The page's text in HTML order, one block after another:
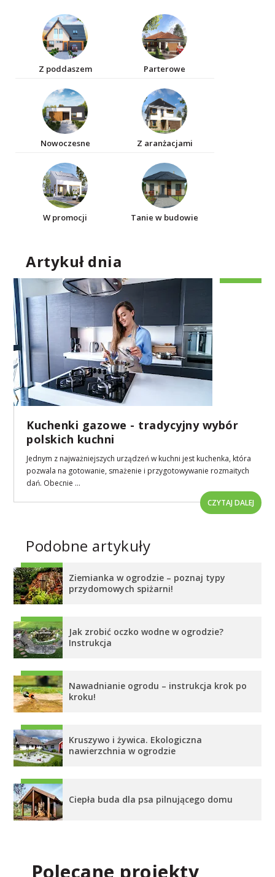
Z poddaszem Parterowe
Nowoczesne Z aranżacjami
W promocji Tanie w budowie
Artykuł dnia
Kuchenki gazowe - tradycyjny wybór
polskich kuchni
Jednym z najważniejszych urządzeń w kuchni jest kuchenka, która
pozwala na gotowanie, smażenie i przygotowywanie rozmaitych
dań. Obecnie ...
CZYTAJ DALEJ
Podobne artykuły
Ziemianka w ogrodzie – poznaj typy
przydomowych spiżarni!
Jak zrobić oczko wodne w ogrodzie?
Instrukcja
Nawadnianie ogrodu – instrukcja krok po
kroku!
Kruszywo i żywica. Ekologiczna
nawierzchnia w ogrodzie
Ciepła buda dla psa pilnującego domu